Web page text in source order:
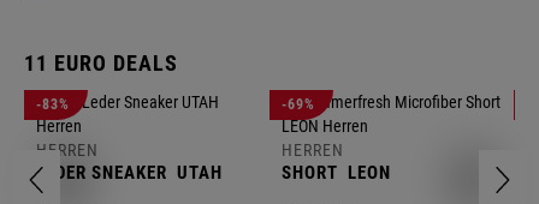
11 EURO DEALS
-83%
HERREN
LEDER SNEAKER UTAH
-69%
HERREN
SHORT LEON